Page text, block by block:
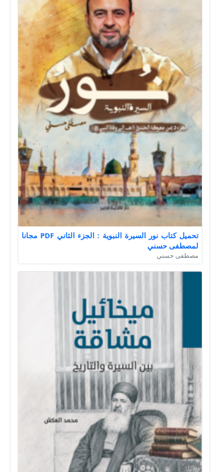
تحميل كتاب نور السيرة النبوية : الجزء الثاني PDF مجانا
لمصطفى حسني
مصطفى حسني